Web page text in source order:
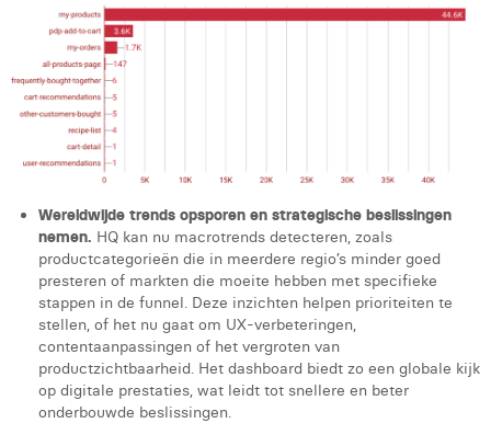
Wereldwijde trends opsporen en strategische beslissingen
nemen. HQ kan nu macrotrends detecteren, zoals
productcategorieën die in meerdere regio’s minder goed
presteren of markten die moeite hebben met specifieke
stappen in de funnel. Deze inzichten helpen prioriteiten te
stellen, of het nu gaat om UX-verbeteringen,
contentaanpassingen of het vergroten van
productzichtbaarheid. Het dashboard biedt zo een globale kijk
op digitale prestaties, wat leidt tot snellere en beter
onderbouwde beslissingen.